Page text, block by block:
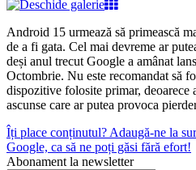
Android 15 urmează să primească
de a fi gata. Cel mai devreme ar
deși anul trecut Google a amânat
Octombrie. Nu este recomandat să
dispozitive folosite primar, deoarece
ascunse care ar putea provoca
Îți place conținutul? Adaugă-ne la
Google, ca să ne poți găsi fără efort!
Abonament la newsletter